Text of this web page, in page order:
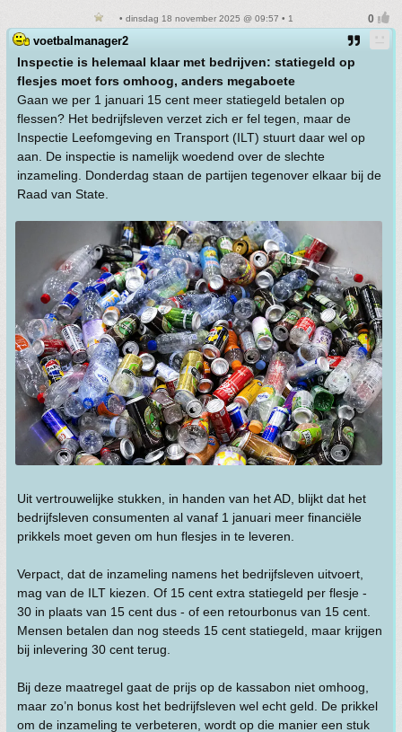
• dinsdag 18 november 2025 @ 09:57 • 1
voetbalmanager2
Inspectie is helemaal klaar met bedrijven: statiegeld op
flesjes moet fors omhoog, anders megaboete
Gaan we per 1 januari 15 cent meer statiegeld betalen op
flessen? Het bedrijfsleven verzet zich er fel tegen, maar de
Inspectie Leefomgeving en Transport (ILT) stuurt daar wel op
aan. De inspectie is namelijk woedend over de slechte
inzameling. Donderdag staan de partijen tegenover elkaar bij de
Raad van State.
Uit vertrouwelijke stukken, in handen van het AD, blijkt dat het
bedrijfsleven consumenten al vanaf 1 januari meer financiële
prikkels moet geven om hun flesjes in te leveren.
Verpact, dat de inzameling namens het bedrijfsleven uitvoert,
mag van de ILT kiezen. Of 15 cent extra statiegeld per flesje -
30 in plaats van 15 cent dus - of een retourbonus van 15 cent.
Mensen betalen dan nog steeds 15 cent statiegeld, maar krijgen
bij inlevering 30 cent terug.
Bij deze maatregel gaat de prijs op de kassabon niet omhoog,
maar zo’n bonus kost het bedrijfsleven wel echt geld. De prikkel
om de inzameling te verbeteren, wordt op die manier een stuk